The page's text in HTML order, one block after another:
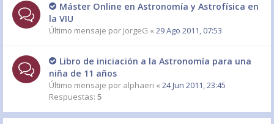
Máster Online en Astronomía y Astrofísica en
la VIU
Último mensaje por JorgeG « 29 Ago 2011, 07:53
Libro de iniciación a la Astronomía para una
niña de 11 años
Último mensaje por alphaeri « 24 Jun 2011, 23:45
Respuestas: 5